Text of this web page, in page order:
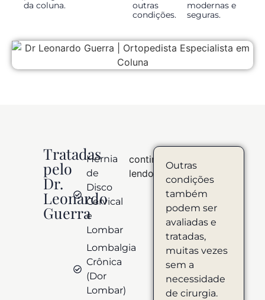
da coluna.
outras
condições.
modernas e
seguras.
Tratadas
pelo
Dr.
Leonardo
Guerra ​
Hérnia
de
Disco
Cervical
e
Lombar
Lombalgia
Crônica
(Dor
Lombar)
continuar
lendo
Outras
condições
também
podem ser
avaliadas e
tratadas,
muitas vezes
sem a
necessidade
de cirurgia.